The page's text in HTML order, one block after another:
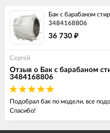
Бак с барабаном
3484168806
36 730 ₽
Сергей
Отзыв о Бак с барабаном
3484168806
Подобрал бак по модели, все
Спасибо!